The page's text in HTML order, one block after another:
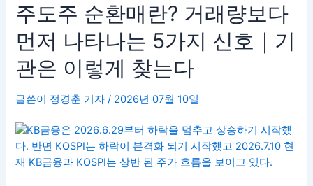
드
러
난
‘실
쇼
분
석
주도주 순환매란? 거래량보다
먼저 나타나는 5가지 신호｜기
관은 이렇게 찾는다
글쓴이 정경춘 기자/ 2026년 07월 10일
주
도
주
순
환
란?
거
래
량
보